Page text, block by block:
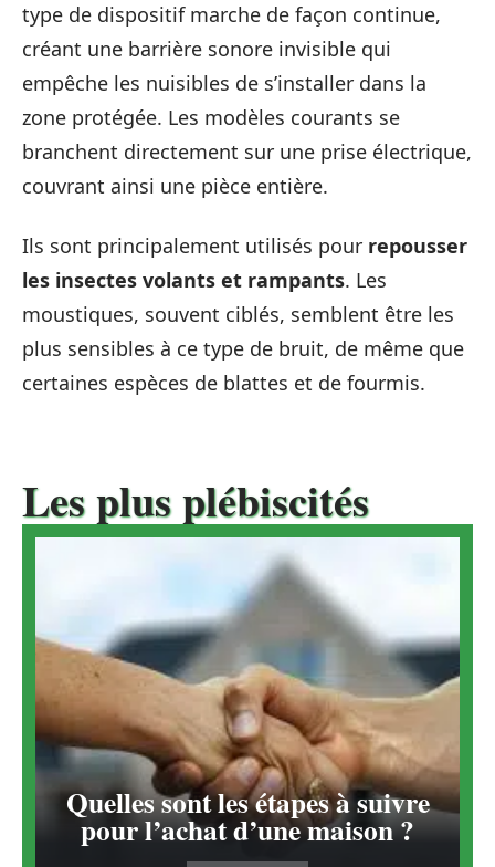
type de dispositif marche de façon continue,
créant une barrière sonore invisible qui
empêche les nuisibles de s’installer dans la
zone protégée. Les modèles courants se
branchent directement sur une prise électrique,
couvrant ainsi une pièce entière.
Ils sont principalement utilisés pour repousser
les insectes volants et rampants. Les
moustiques, souvent ciblés, semblent être les
plus sensibles à ce type de bruit, de même que
certaines espèces de blattes et de fourmis.
Les plus plébiscités
Quelles sont les étapes à suivre
pour l’achat d’une maison ?